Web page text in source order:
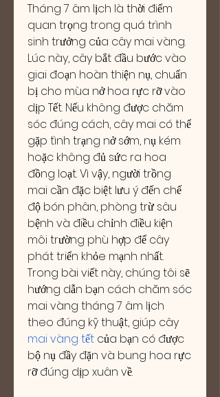
Tháng 7 âm lịch là thời điểm
quan trọng trong quá trình
sinh trưởng của cây mai vàng.
Lúc này, cây bắt đầu bước vào
giai đoạn hoàn thiện nụ, chuẩn
bị cho mùa nở hoa rực rỡ vào
dịp Tết. Nếu không được chăm
sóc đúng cách, cây mai có thể
gặp tình trạng nở sớm, nụ kém
hoặc không đủ sức ra hoa
đồng loạt. Vì vậy, người trồng
mai cần đặc biệt lưu ý đến chế
độ bón phân, phòng trừ sâu
bệnh và điều chỉnh điều kiện
môi trường phù hợp để cây
phát triển khỏe mạnh nhất.
Trong bài viết này, chúng tôi sẽ
hướng dẫn bạn cách chăm sóc
mai vàng tháng 7 âm lịch
mai vàng tết của bạn có được
bộ nụ đầy đặn và bung hoa rực
rỡ đúng dịp xuân về.